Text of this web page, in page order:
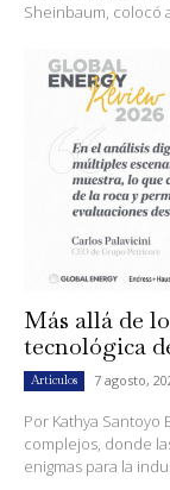
Sheinbaum, colocó
Más allá de
tecnológica
Artículos 7 agosto,
Por Kathya Santoyo
complejos, donde
enigmas para la